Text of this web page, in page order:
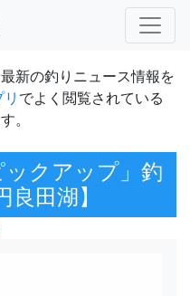
新の釣りニュース情報を
でよく閲覧されている
。
クアップ」釣
田湖】